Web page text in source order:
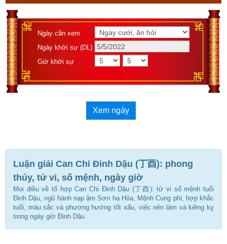
Ngày cần xem
Ngày khởi sự (DL)
Giờ khởi sự
Xem ngày
Luận giải Can Chi Đinh Dậu (丁酉): phong
thủy, tử vi, số mệnh, ngày giờ
Mọi điều về tổ hợp Can Chi Đinh Dậu (丁酉): tử vi số mệnh tuổi
Đinh Dậu, ngũ hành nạp âm Sơn hạ Hỏa, Mệnh Cung phi, hợp khắc
tuổi, màu sắc và phương hướng tốt xấu, việc nên làm và kiêng kỵ
trong ngày giờ Đinh Dậu